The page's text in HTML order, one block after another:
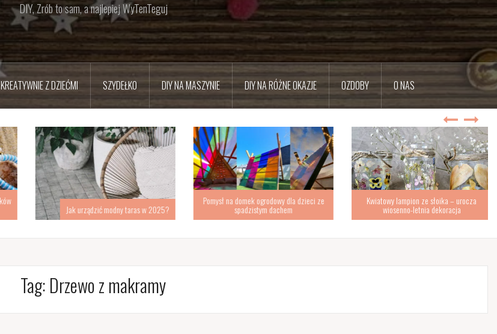
DIY, Zrób to sam, a najlepiej WyTenTeguj
KREATYWNIE Z DZIEĆMI SZYDEŁKO DIY NA MASZYNIE DIY NA RÓŻNE OKAZJE OZDOBY O NAS
Jak urządzić modny taras w 2025?
Pomysł na domek ogrodowy dla dzieci ze
spadzistym dachem
Kwiatowy lampion ze słoika – urocza
wiosenno-letnia dekoracja
Tag: Drzewo z makramy